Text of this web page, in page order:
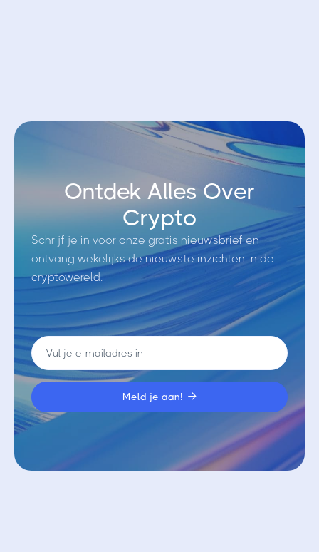
Ontdek Alles Over
Crypto
Schrijf je in voor onze gratis nieuwsbrief en
ontvang wekelijks de nieuwste inzichten in de
cryptowereld.
